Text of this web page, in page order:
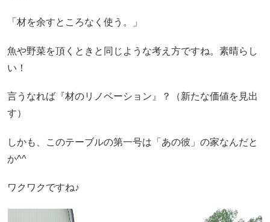
「材を余すところなく使う。」
魚や野菜を頂くときと同じような考え方ですね。素晴らし
い！
言うなれば『材のリノベーション』？（新たな価値を見出
す）
しかも、このテーブルの第一号は「あの彼」の家なんだと
か^^
ワクワクですね♪